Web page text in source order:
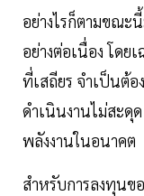
อย่างไรก็ตามขณะ
อย่างต่อเนื่อง โดย
ที่เสถียร จำเป็นต้อ
ดำเนินงานไม่สะ
พลังงานในอนาคต
สำหรับการลงทุนข